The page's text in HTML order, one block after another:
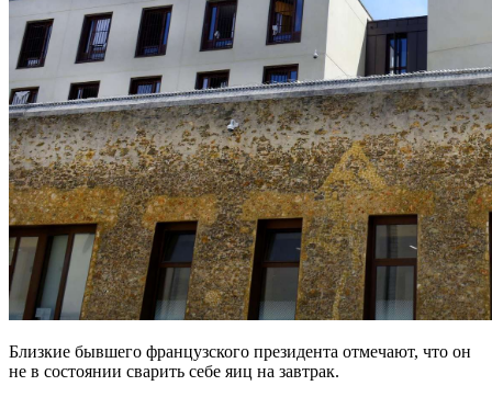
Близкие бывшего французского президента отмечают, что он
не в состоянии сварить себе яиц на завтрак.